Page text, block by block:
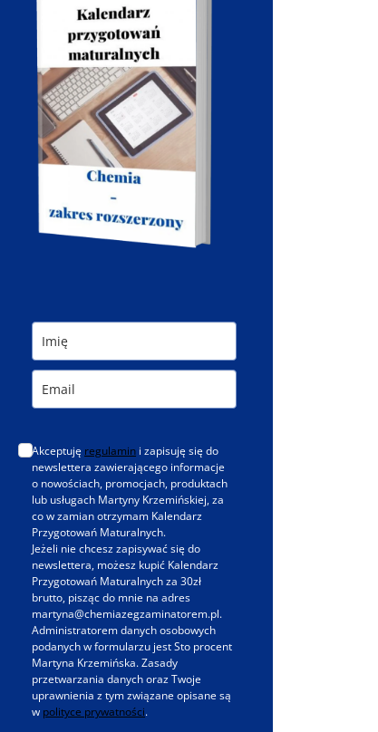
Akceptuję regulamin i zapisuję się do
newslettera zawierającego informacje
o nowościach, promocjach, produktach
lub usługach Martyny Krzemińskiej, za
co w zamian otrzymam Kalendarz
Przygotowań Maturalnych.
Jeżeli nie chcesz zapisywać się do
newslettera, możesz kupić Kalendarz
Przygotowań Maturalnych za 30zł
brutto, pisząc do mnie na adres
martyna@chemiazegzaminatorem.pl.
Administratorem danych osobowych
podanych w formularzu jest Sto procent
Martyna Krzemińska. Zasady
przetwarzania danych oraz Twoje
uprawnienia z tym związane opisane są
w polityce prywatności.